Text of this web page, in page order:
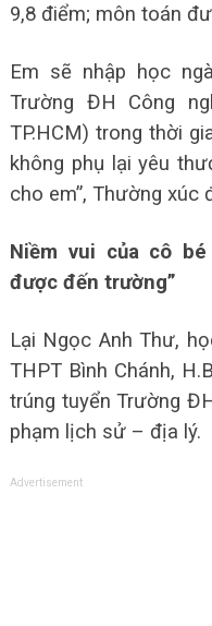
9,8 điểm; môn toán
Em sẽ nhập học
Trường ĐH Công
TP.HCM) trong thời
không phụ lại yêu
cho em”, Thường xúc
Niềm vui của cô
được đến trường”
Lại Ngọc Anh Thư,
THPT Bình Chánh,
trúng tuyển Trường
phạm lịch sử – địa lý.
Advertisement